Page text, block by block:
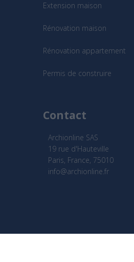
Extension maison
Rénovation maison
Rénovation appartement
Permis de construire
Contact
Archionline SAS
19 rue d'Hauteville
Paris, France, 75010
info@archionline.fr